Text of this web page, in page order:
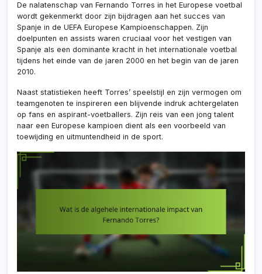
De nalatenschap van Fernando Torres in het Europese voetbal
wordt gekenmerkt door zijn bijdragen aan het succes van
Spanje in de UEFA Europese Kampioenschappen. Zijn
doelpunten en assists waren cruciaal voor het vestigen van
Spanje als een dominante kracht in het internationale voetbal
tijdens het einde van de jaren 2000 en het begin van de jaren
2010.
Naast statistieken heeft Torres’ speelstijl en zijn vermogen om
teamgenoten te inspireren een blijvende indruk achtergelaten
op fans en aspirant-voetballers. Zijn reis van een jong talent
naar een Europese kampioen dient als een voorbeeld van
toewijding en uitmuntendheid in de sport.